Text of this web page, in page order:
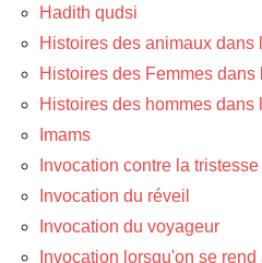
Hadith qudsi
Histoires des animaux dans
Histoires des Femmes dans
Histoires des hommes dans
Imams
Invocation contre la tristesse
Invocation du réveil
Invocation du voyageur
Invocation lorsqu'on se